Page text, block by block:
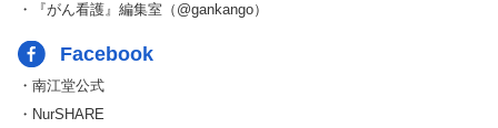
・『がん看護』編集室（@gankango）
Facebook
・南江堂公式
・NurSHARE